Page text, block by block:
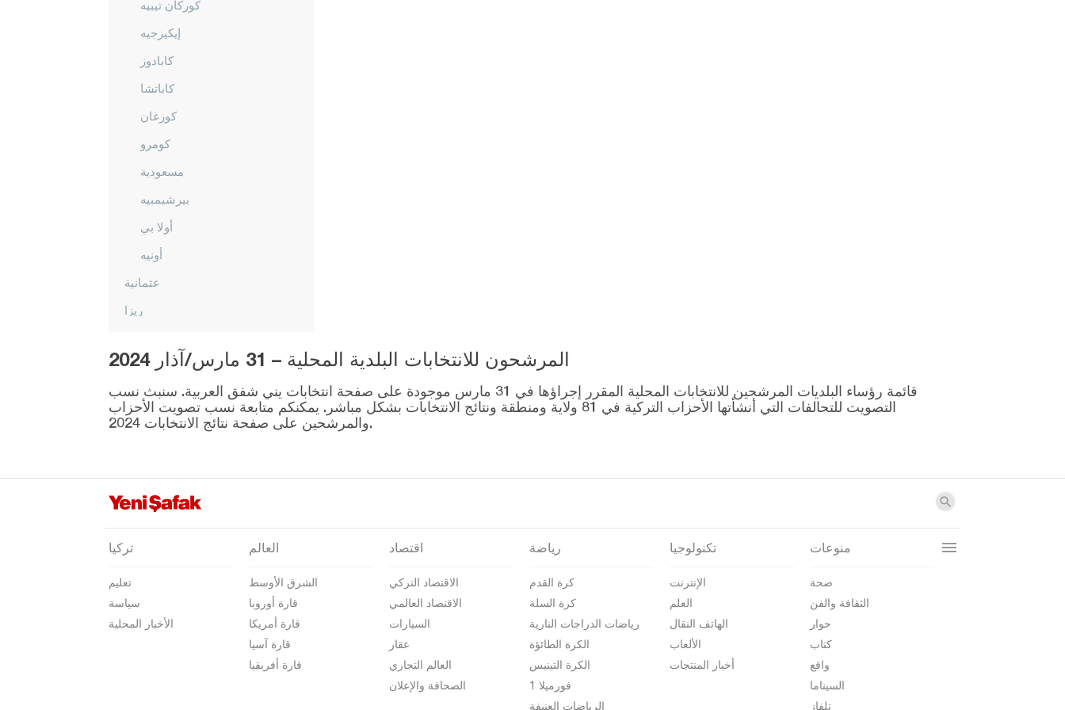
كوركان تيبيه
إيكيزجيه
كابادوز
كاباتشا
كورغان
كومرو
مسعودية
بيرشيمبيه
أولا بي
أونيه
عثمانية
ريزا
صامسون
شانلي أورفا
سيرت
شرناق
سيفاس
تكيرداغ
توكات
طرابزون
طونجالي
المرشحون للانتخابات البلدية المحلية – 31 مارس/آذار 2024
قائمة رؤساء البلديات المرشحين للانتخابات المحلية المقرر إجراؤها في 31 مارس موجودة على صفحة انتخابات يني شفق العربية. سنبث نسب
التصويت للتحالفات التي أنشأتها الأحزاب التركية في 81 ولاية ومنطقة ونتائج الانتخابات بشكل مباشر. يمكنكم متابعة نسب تصويت الأحزاب
والمرشحين على صفحة نتائج الانتخابات 2024.
تركيا
تعليم
سياسة
الأخبار المحلية
العالم
الشرق الأوسط
قارة أوروبا
قارة أمريكا
قارة آسيا
قارة أفريقيا
اقتصاد
الاقتصاد التركي
الاقتصاد العالمي
السيارات
عقار
العالم التجاري
الصحافة والإعلان
رياضة
كرة القدم
كرة السلة
رياضات الدراجات النارية
الكرة الطائؤة
الكرة التينيس
فورميلا 1
الرياضات العنيفة
تكنولوجيا
الإنترنت
العلم
الهاتف النقال
الألعاب
أخبار المنتجات
منوعات
صحة
الثقافة والفن
حوار
كتاب
واقع
السيناما
تلفاز